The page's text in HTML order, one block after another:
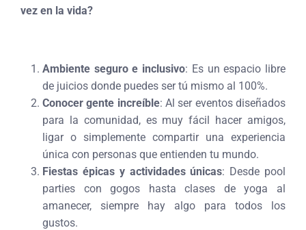
vez en la vida?
Ambiente seguro e inclusivo: Es un espacio libre
de juicios donde puedes ser tú mismo al 100%.
Conocer gente increíble: Al ser eventos diseñados
para la comunidad, es muy fácil hacer amigos,
ligar o simplemente compartir una experiencia
única con personas que entienden tu mundo.
Fiestas épicas y actividades únicas: Desde pool
parties con gogos hasta clases de yoga al
amanecer, siempre hay algo para todos los
gustos.